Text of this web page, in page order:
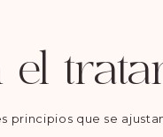
principios que se